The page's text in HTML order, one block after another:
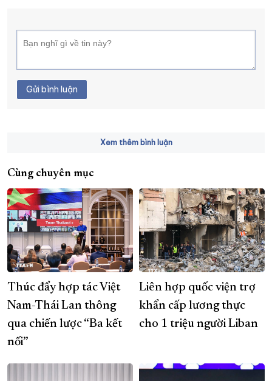
Gửi bình luận
Xem thêm bình luận
Cùng chuyên mục
Thúc đẩy hợp tác Việt
Nam-Thái Lan thông
qua chiến lược “Ba kết
nối”
Liên hợp quốc viện trợ
khẩn cấp lương thực
cho 1 triệu người Liban